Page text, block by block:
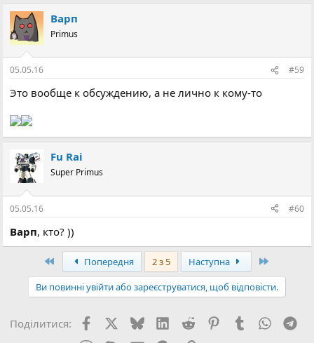
Варп
Primus
05.05.16 #59
Это вообще к обсуждению, а не лично к кому-то
Fu Rai
Super Primus
05.05.16 #60
Варп, кто? ))
ПершийПопередня 2 з 5 Наступна
Ви повинні увійти або зареєструватися, щоб відповісти.
Поділитися: FacebookX (Twitter)
BlueskyLinkedIn
Reddit PinterestTumblr